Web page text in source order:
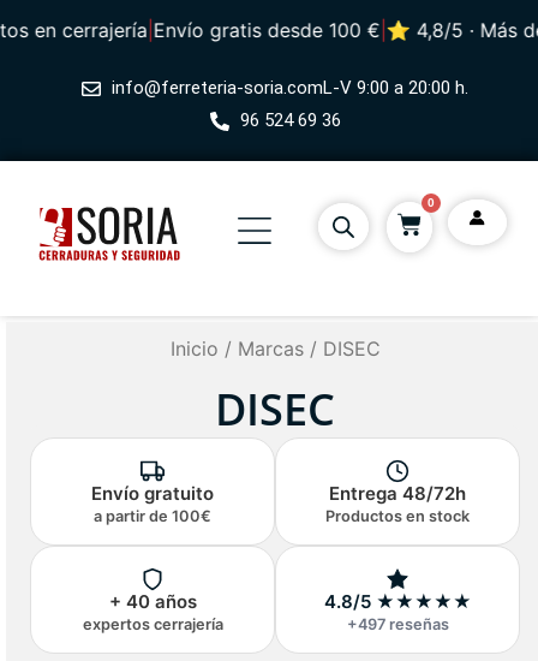
cerrajería|Envío gratis desde 100 €|⭐ 4,8/5 · Más de
info@ferreteria-soria.comL-V 9:00 a 20:00 h.
96 524 69 36
0
Inicio / Marcas/ DISEC
DISEC
Envío gratuito
a partir de 100€
Entrega 48/72h
Productos en stock
+ 40 años
expertos cerrajería
4.8/5 ★★★★★
+497 reseñas